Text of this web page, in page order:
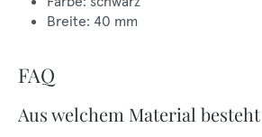
Breite: 40 mm
FAQ
Aus welchem Material